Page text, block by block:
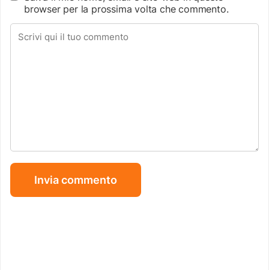
browser per la prossima volta che commento.